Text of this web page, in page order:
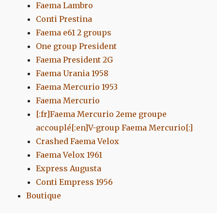
Faema Lambro
Conti Prestina
Faema e61 2 groups
One group President
Faema President 2G
Faema Urania 1958
Faema Mercurio 1953
Faema Mercurio
[:fr]Faema Mercurio 2eme groupe
accouplé[:en]V-group Faema Mercurio[:]
Crashed Faema Velox
Faema Velox 1961
Express Augusta
Conti Empress 1956
Boutique